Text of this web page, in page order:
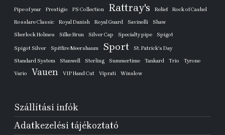
Pipe of year Prestigio PS Collection Rattray's Relief
Rock of Cashel
Rosslare Classic
Royal Danish Royal Guard Savinelli
Shaw
Sherlock Holmes
Silke Brun Silver Cap Specialty pipe Spigot
Spigot Silver Spitfire Meershaum Sport
St. Patrick's Day
Standard System
Stanwell Sterling Summertime Tankard Trio
Tyrone
Vario
Vauen VIP Hand Cut Viprati Winslow
Szállítási infók
Adatkezelési tájékoztató